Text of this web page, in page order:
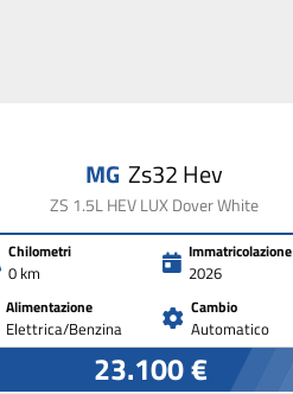
MG Zs32 Hev
ZS 1.5L HEV LUX Dover White
Chilometri
0 km
Immatricolazione
2026
Alimentazione
Elettrica/Benzina
Cambio
Automatico
23.100 €